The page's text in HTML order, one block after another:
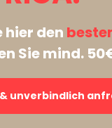
hier den
Sie mind.
unverbindlich